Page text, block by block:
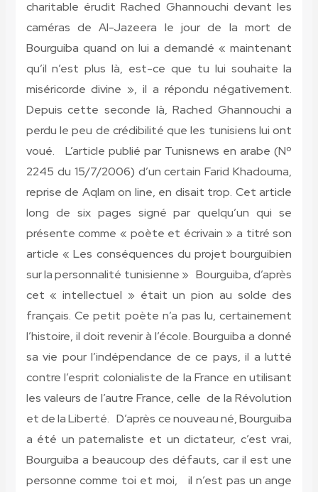
charitable érudit Rached Ghannouchi devant les
caméras de Al-Jazeera le jour de la mort de
Bourguiba quand on lui a demandé « maintenant
qu’il n’est plus là, est-ce que tu lui souhaite la
miséricorde divine », il a répondu négativement.
Depuis cette seconde là, Rached Ghannouchi a
perdu le peu de crédibilité que les tunisiens lui ont
voué. L’article publié par Tunisnews en arabe (Nº
2245 du 15/7/2006) d’un certain Farid Khadouma,
reprise de Aqlam on line, en disait trop. Cet article
long de six pages signé par quelqu’un qui se
présente comme « poète et écrivain » a titré son
article « Les conséquences du projet bourguibien
sur la personnalité tunisienne » Bourguiba, d’après
cet « intellectuel » était un pion au solde des
français. Ce petit poète n’a pas lu, certainement
l’histoire, il doit revenir à l’école. Bourguiba a donné
sa vie pour l’indépendance de ce pays, il a lutté
contre l’esprit colonialiste de la France en utilisant
les valeurs de l’autre France, celle de la Révolution
et de la Liberté. D’après ce nouveau né, Bourguiba
a été un paternaliste et un dictateur, c’est vrai,
Bourguiba a beaucoup des défauts, car il est une
personne comme toi et moi, il n’est pas un ange